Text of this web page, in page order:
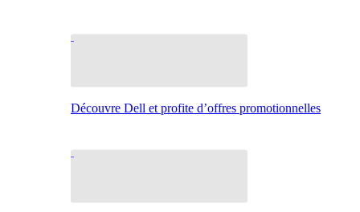
Découvre Dell et profite d’offres promotionnelles